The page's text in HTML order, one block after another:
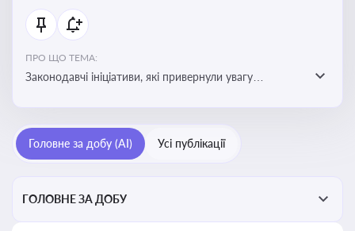
ПРО ЩО ТЕМА:
Законодавчі ініціативи, які привернули увагу
прийняття цих проектів пишуть в медіа. Які проекти
викликають найбільше критики
Головне за добу (AI) Усі публікації
ГОЛОВНЕ ЗА ДОБУ